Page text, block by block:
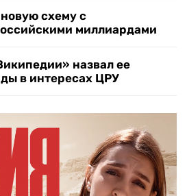
схему с
миллиардами
назвал ее
в интересах ЦРУ